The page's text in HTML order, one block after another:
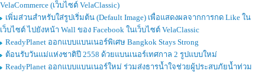
VelaCommerce (เว็บไซต์ VelaClassic)
เพิ่มส่วนสำหรับใส่รูปเริ่มต้น (Default Image) เพื่อแสดงผลจากการกด Like ใน
เว็บไซต์ ไปยังหน้า Wall ของ Facebook ในเว็บไซต์ VelaClassic
ReadyPlanet ออกแบบแบนเนอร์พิเศษ Bangkok Stays Strong
ต้อนรับวันแม่แห่งชาติปี 2558 ด้วยแบนเนอร์เทศกาล 2 รูปแบบใหม่
ReadyPlanet ออกแบบแบนเนอร์ใหม่ ร่วมส่งธารน้ำใจช่วยผู้ประสบภัยน้ำท่วม